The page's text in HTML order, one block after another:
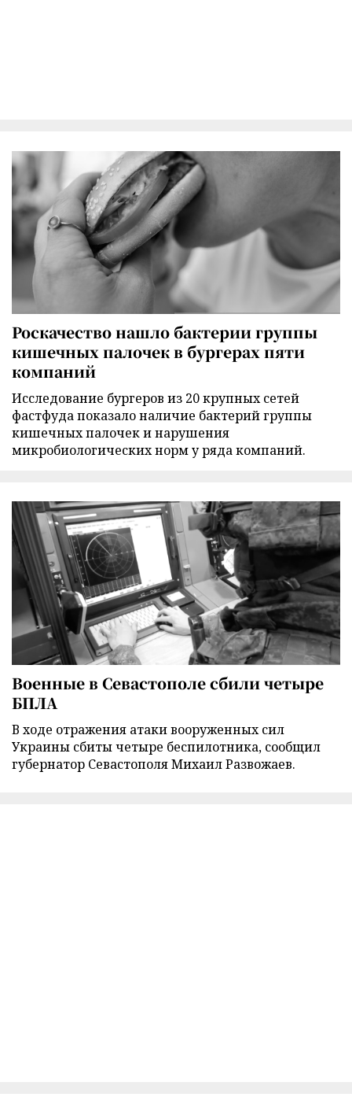
Роскачество нашло бактерии группы
кишечных палочек в бургерах пяти
компаний
Исследование бургеров из 20 крупных сетей
фастфуда показало наличие бактерий группы
кишечных палочек и нарушения
микробиологических норм у ряда компаний.
Военные в Севастополе сбили четыре
БПЛА
В ходе отражения атаки вооруженных сил
Украины сбиты четыре беспилотника, сообщил
губернатор Севастополя Михаил Развожаев.